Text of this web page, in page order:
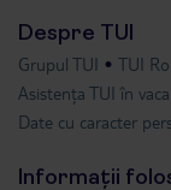
Despre TUI
Grupul TUI TUI
Asistența TUI în
Date cu caracter
Informații